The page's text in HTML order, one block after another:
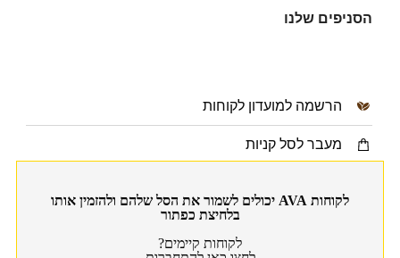
הסניפים שלנו
הרשמה למועדון לקוחות
מעבר לסל קניות
לקוחות AVA יכולים לשמור את הסל שלהם ולהזמין אותו
בלחיצת כפתור
לקוחות קיימים?